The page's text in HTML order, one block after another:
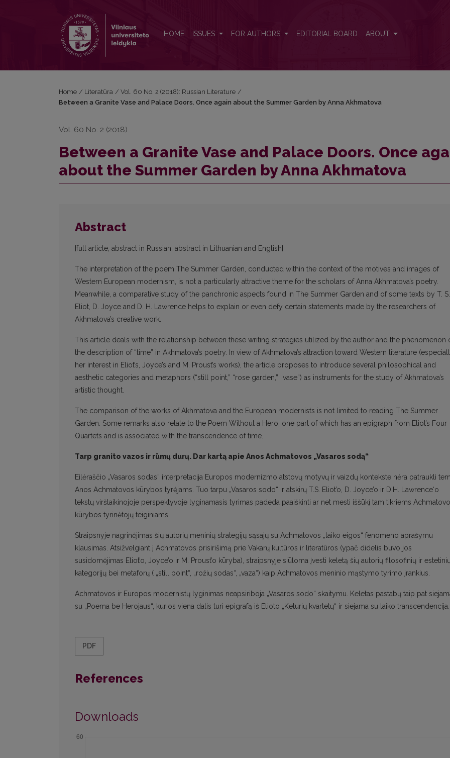
HOME ISSUES FOR AUTHORS EDITORIAL BOARD ABOUT
Home / Literatūra / Vol. 60 No. 2 (2018): Russian Literature /
Between a Granite Vase and Palace Doors. Once again about the Summer Garden by Anna Akhmatova
Vol. 60 No. 2 (2018)
Between a Granite Vase and Palace Doors. Once
about the Summer Garden by Anna Akhmatova
Abstract
[full article, abstract in Russian; abstract in Lithuanian and English]
The interpretation of the poem The Summer Garden, conducted within the context of the motives and images of
Western European modernism, is not a particularly attractive theme for the scholars of Anna Akhmatova’s poetry.
Meanwhile, a comparative study of the panchronic aspects found in The Summer Garden and of some texts by T. S.
Eliot, D. Joyce and D. H. Lawrence helps to explain or even defy certain statements made by the researchers of
Akhmatova’s creative work.
This article deals with the relationship between these writing strategies utilized by the author and the phenomenon
the description of “time” in Akhmatova’s poetry. In view of Akhmatova’s attraction toward Western literature
her interest in Eliot’s, Joyce’s and M. Proust’s works), the article proposes to introduce several philosophical and
aesthetic categories and metaphors (“still point,” “rose garden,” “vase”) as instruments for the study of Akhmatova’s
artistic thought.
The comparison of the works of Akhmatova and the European modernists is not limited to reading The Summer
Garden. Some remarks also relate to the Poem Without a Hero, one part of which has an epigraph from Eliot’s Four
Quartets and is associated with the transcendence of time.
Tarp granito vazos ir rūmų durų. Dar kartą apie Anos Achmatovos „Vasaros sodą“
Eilėraščio „Vasaros sodas“ interpretacija Europos modernizmo atstovų motyvų ir vaizdų kontekste nėra patraukli
Anos Achmatovos kūrybos tyrėjams. Tuo tarpu „Vasaros sodo“ ir atskirų T.S. Eliot’o, D. Joyce’o ir D.H. Lawrence‘o
tekstų viršlaikinojoje perspektyvoje lyginamasis tyrimas padeda paaiškinti ar net mesti iššūkį tam tikriems
kūrybos tyrinėtojų teiginiams.
Straipsnyje nagrinėjimas šių autorių meninių strategijų sąsajų su Achmatovos „laiko eigos“ fenomeno aprašymu
klausimas. Atsižvelgiant į Achmatovos prisirišimą prie Vakarų kultūros ir literatūros (ypač didelis buvo jos
susidomėjimas Eliot’o, Joyce’o ir M. Proust’o kūryba), straipsnyje siūloma įvesti keletą šių autorių filosofinių ir
kategorijų bei metaforų ( „still point“, „rožių sodas“, „vaza“) kaip Achmatovos meninio mąstymo tyrimo įrankius.
Achmatovos ir Europos modernistų lyginimas neapsiriboja „Vasaros sodo“ skaitymu. Keletas pastabų taip pat
su „Poema be Herojaus“, kurios viena dalis turi epigrafą iš Elioto „Keturių kvartetų“ ir siejama su laiko transcendencija.
PDF
References
Downloads